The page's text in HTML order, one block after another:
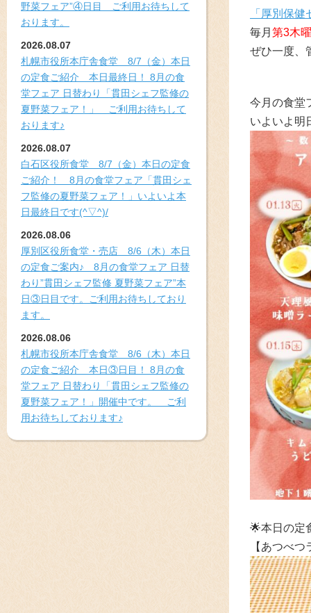
野菜フェア”④日目 ご利用お待ちして
おります。
2026.08.07
札幌市役所本庁舎食堂 8/7（金）本日
の定食ご紹介 本日最終日！ 8月の食
堂フェア 日替わり「貫田シェフ監修の
夏野菜フェア！」 ご利用お待ちして
おります♪
2026.08.07
白石区役所食堂 8/7（金）本日の定食
ご紹介！ 8月の食堂フェア「貫田シェ
フ監修の夏野菜フェア！」いよいよ本
日最終日です(^▽^)/
2026.08.06
厚別区役所食堂・売店 8/6（木）本日
の定食ご案内♪ 8月の食堂フェア 日替
わり”貫田シェフ監修 夏野菜フェア”本
日③日目です。ご利用お待ちしており
ます。
2026.08.06
札幌市役所本庁舎食堂 8/6（木）本日
の定食ご紹介 本日③日目！ 8月の食
堂フェア 日替わり「貫田シェフ監修の
夏野菜フェア！」開催中です。 ご利
用お待ちしております♪
「厚別保
毎月 第3木
ぜひ一度、
今月の食堂
いよいよ明
🌟本日の定
【あつべ